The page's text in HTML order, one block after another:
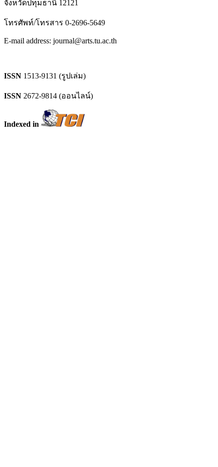
จังหวัดปทุมธานี 12121
โทรศัพท์/โทรสาร 0-2696-5649
E-mail address: journal@arts.tu.ac.th
ISSN 1513-9131 (รูปเล่ม)
ISSN 2672-9814 (ออนไลน์)
Indexed in